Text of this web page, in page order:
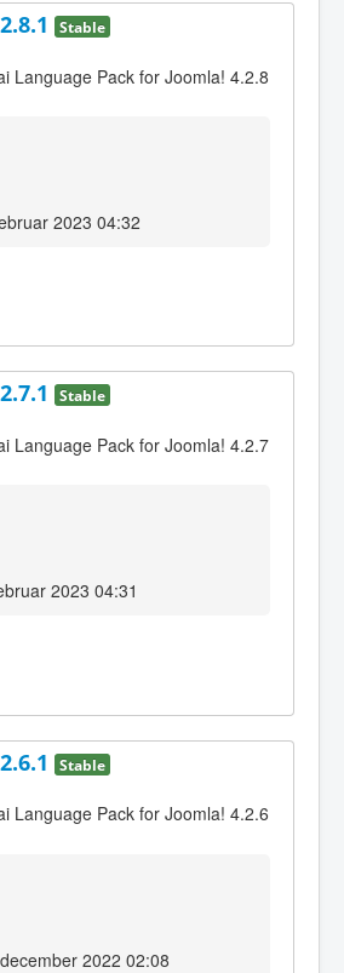
Stable
Language Pack for Joomla! 4.2.8
2023 04:32
Stable
Language Pack for Joomla! 4.2.7
2023 04:31
Stable
Language Pack for Joomla! 4.2.6
2022 02:08